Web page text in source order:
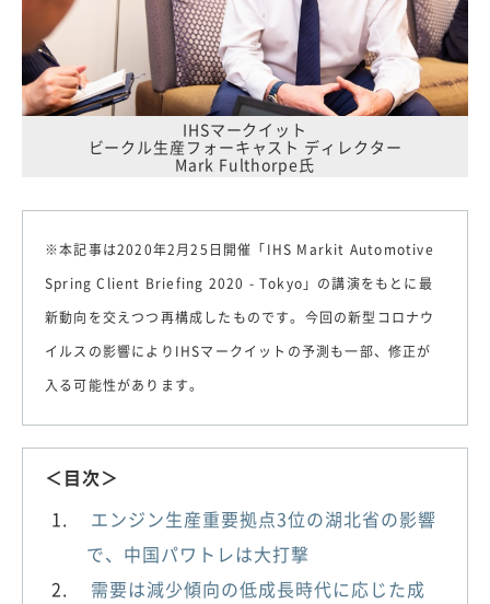
IHSマークイット
ビークル生産フォーキャスト ディレクター
Mark Fulthorpe氏
※本記事は2020年2月25日開催「IHS Markit Automotive
Spring Client Briefing 2020 - Tokyo」の講演をもとに最
新動向を交えつつ再構成したものです。今回の新型コロナウ
イルスの影響によりIHSマークイットの予測も一部、修正が
入る可能性があります。
＜目次＞
エンジン生産重要拠点3位の湖北省の影響
で、中国パワトレは大打撃
需要は減少傾向の低成長時代に応じた成